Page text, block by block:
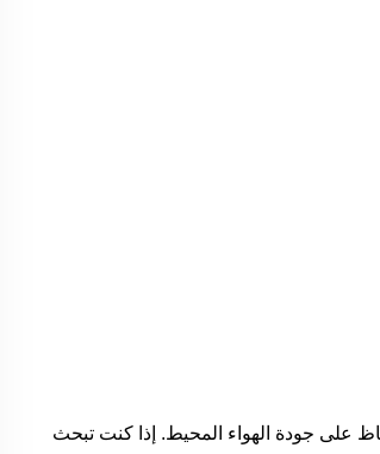
على جودة الهواء المحيط. إذا كنت تبحث